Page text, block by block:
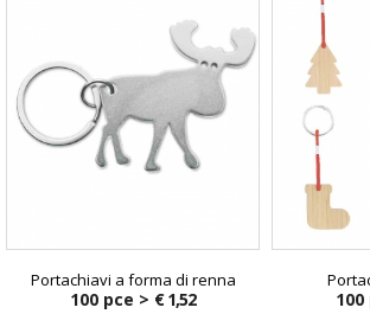
Portachiavi a forma di renna
100 pce > € 1,52 100